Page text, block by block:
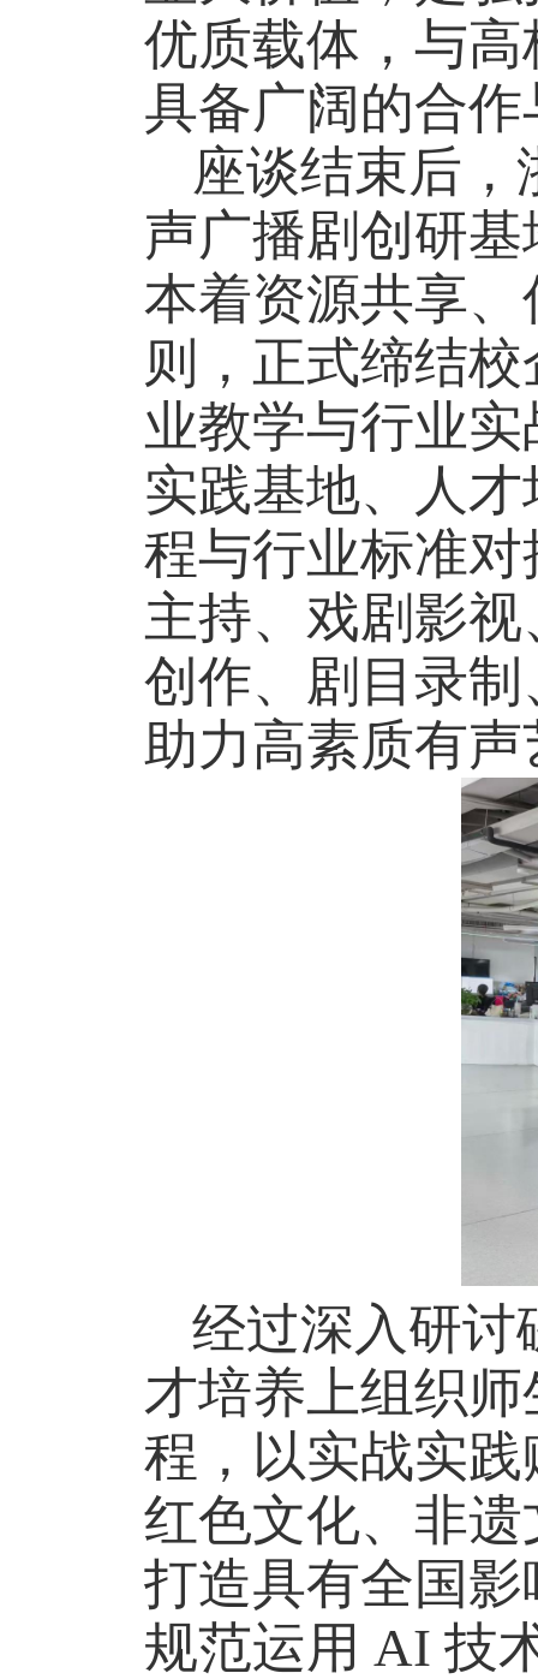
优质载体，与
具备广阔的合
座谈结束后，
声广播剧创研
本着资源共享
则，正式缔结
业教学与行业
实践基地、人
程与行业标准
主持、戏剧影
创作、剧目录
助力高素质有
经过深入研讨
才培养上组织
程，以实战实
红色文化、非
打造具有全国
规范运用 AI 技